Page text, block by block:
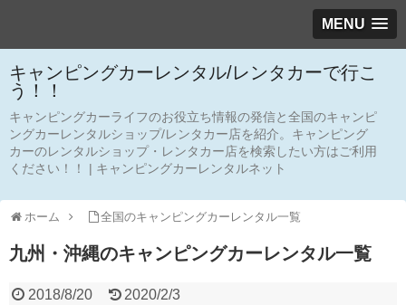
MENU
キャンピングカーレンタル/レンタカーで行こ
う！！
キャンピングカーライフのお役立ち情報の発信と全国のキャンピ
ングカーレンタルショップ/レンタカー店を紹介。キャンピング
カーのレンタルショップ・レンタカー店を検索したい方はご利用
ください！！ | キャンピングカーレンタルネット
ホーム 全国のキャンピングカーレンタル一覧
九州・沖縄のキャンピングカーレンタル一覧
2018/8/20 2020/2/3